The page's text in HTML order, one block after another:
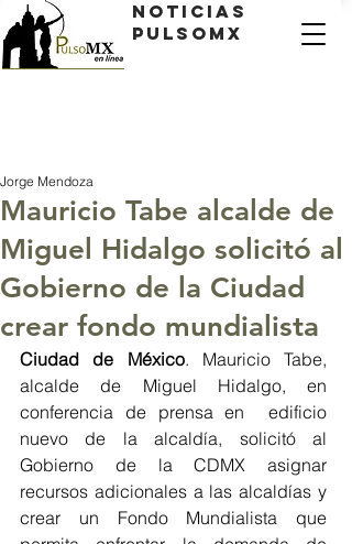
Noticias
PulsoMX
Mauricio Tabe alcalde de
Miguel Hidalgo solicitó al
Gobierno de la Ciudad
crear fondo mundialista
Jorge Mendoza
Ciudad de México. Mauricio Tabe,
alcalde de Miguel Hidalgo, en
conferencia de prensa en  edificio
nuevo de la alcaldía, solicitó al
Gobierno de la CDMX asignar
recursos adicionales a las alcaldías y
crear un Fondo Mundialista que